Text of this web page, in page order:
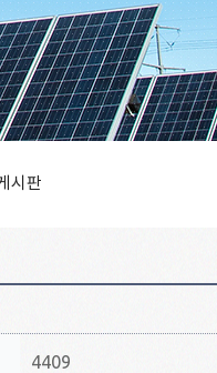
시판
4409